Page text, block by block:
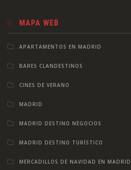
MAPA WEB
APARTAMENTOS EN MADRID
BARES CLANDESTINOS
CINES DE VERANO
MADRID
MADRID DESTINO NEGOCIOS
MADRID DESTINO TURÍSTICO
MERCADILLOS DE NAVIDAD EN MADRID